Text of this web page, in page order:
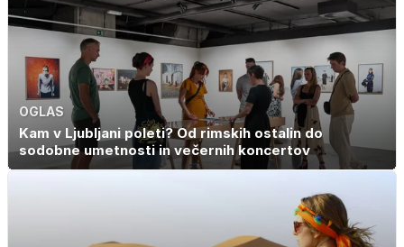
OGLAS
Kam v Ljubljani poleti? Od rimskih ostalin do
sodobne umetnosti in večernih koncertov